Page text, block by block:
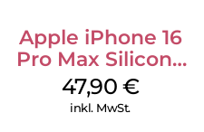
Apple iPhone 16
Pro Max Silicone
Case MagSafe
Black
47,90 €
inkl. MwSt.